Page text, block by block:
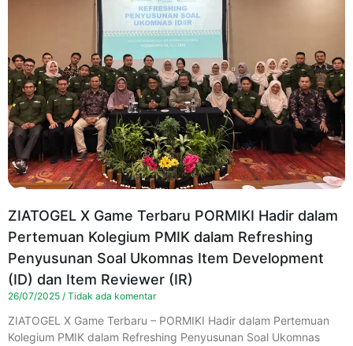
ZIATOGEL X Game Terbaru PORMIKI Hadir dalam
Pertemuan Kolegium PMIK dalam Refreshing
Penyusunan Soal Ukomnas Item Development
(ID) dan Item Reviewer (IR)
26/07/2025 Tidak ada komentar
ZIATOGEL X Game Terbaru – PORMIKI Hadir dalam Pertemuan
Kolegium PMIK dalam Refreshing Penyusunan Soal Ukomnas